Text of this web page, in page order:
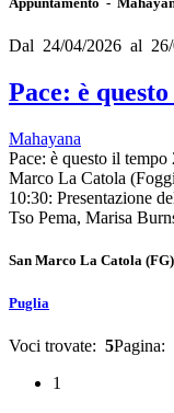
Dal 24/04/2026 al 26/
Pace: è
Mahayana
Pace: è questo il
Marco La Catola
10:30: Presentazione
Tso Pema, Marisa
San Marco La Catola (FG)
Puglia
Voci trovate: 5Pagina:
1